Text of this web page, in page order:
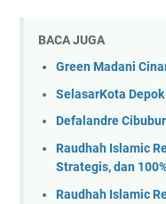
BACA JUGA
Green Madani
SelasarKota Depok
Defalandre
Raudhah Islamic
Strategis, dan
Raudhah Islamic